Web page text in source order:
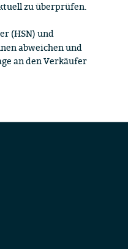
zu überprüfen.
(HSN) und
abweichen und
an den Verkäufer